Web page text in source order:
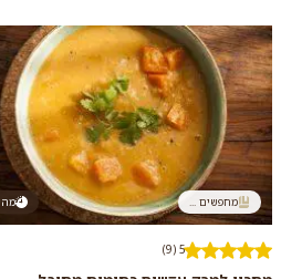
מחפשים ...
5 (9)